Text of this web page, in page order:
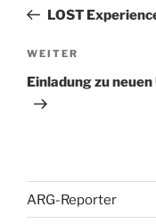
Beitrag
LOST
Nächster
Beitrag
WEITER
Einladung zu
ARG-Reporter